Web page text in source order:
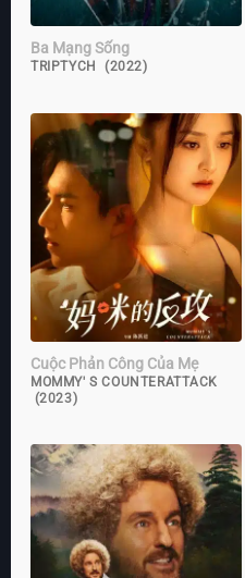
Ba Mạng Sống
TRIPTYCH (2022)
Cuộc Phản Công Của Mẹ
MOMMY' S COUNTERATTACK
(2023)